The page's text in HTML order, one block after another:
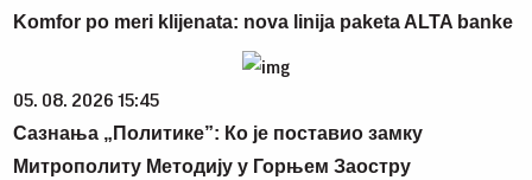
Komfor po meri klijenata: nova linija paketa ALTA banke
05. 08. 2026 15:45
Сазнања „Политике”: Ко је поставио замку
Митрополиту Методију у Горњем Заостру